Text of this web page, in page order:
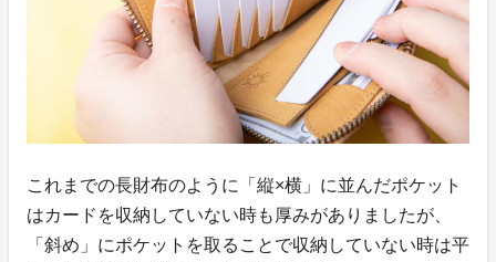
これまでの長財布のように「縦×横」に並んだポケット
はカードを収納していない時も厚みがありましたが、
「斜め」にポケットを取ることで収納していない時は平